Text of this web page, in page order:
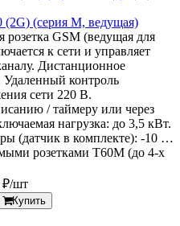
(2G) (серия M, ведущая)
GSM (ведущая для
к сети и управляет
Дистанционное
Удаленный контроль
сети 220 В.
/ таймеру или через
нагрузка: до 3,5 кВт.
(датчик в комплекте): -10 …
розетками Т60M (до 4-х
₽/шт
Купить